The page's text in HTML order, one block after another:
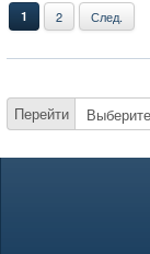
1 2 След.
Перейти